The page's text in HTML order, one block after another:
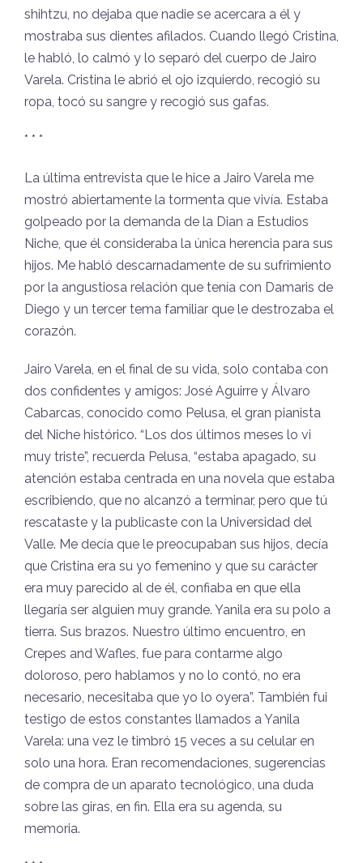
shihtzu, no dejaba que nadie se acercara a él y
mostraba sus dientes afilados. Cuando llegó Cristina,
le habló, lo calmó y lo separó del cuerpo de Jairo
Varela. Cristina le abrió el ojo izquierdo, recogió su
ropa, tocó su sangre y recogió sus gafas.
* * *
La última entrevista que le hice a Jairo Varela me
mostró abiertamente la tormenta que vivía. Estaba
golpeado por la demanda de la Dian a Estudios
Niche, que él consideraba la única herencia para sus
hijos. Me habló descarnadamente de su sufrimiento
por la angustiosa relación que tenía con Damaris de
Diego y un tercer tema familiar que le destrozaba el
corazón.
Jairo Varela, en el final de su vida, solo contaba con
dos confidentes y amigos: José Aguirre y Álvaro
Cabarcas, conocido como Pelusa, el gran pianista
del Niche histórico. “Los dos últimos meses lo vi
muy triste”, recuerda Pelusa, “estaba apagado, su
atención estaba centrada en una novela que estaba
escribiendo, que no alcanzó a terminar, pero que tú
rescataste y la publicaste con la Universidad del
Valle. Me decía que le preocupaban sus hijos, decía
que Cristina era su yo femenino y que su carácter
era muy parecido al de él, confiaba en que ella
llegaría ser alguien muy grande. Yanila era su polo a
tierra. Sus brazos. Nuestro último encuentro, en
Crepes and Wafles, fue para contarme algo
doloroso, pero hablamos y no lo contó, no era
necesario, necesitaba que yo lo oyera”. También fui
testigo de estos constantes llamados a Yanila
Varela: una vez le timbró 15 veces a su celular en
solo una hora. Eran recomendaciones, sugerencias
de compra de un aparato tecnológico, una duda
sobre las giras, en fin. Ella era su agenda, su
memoria.